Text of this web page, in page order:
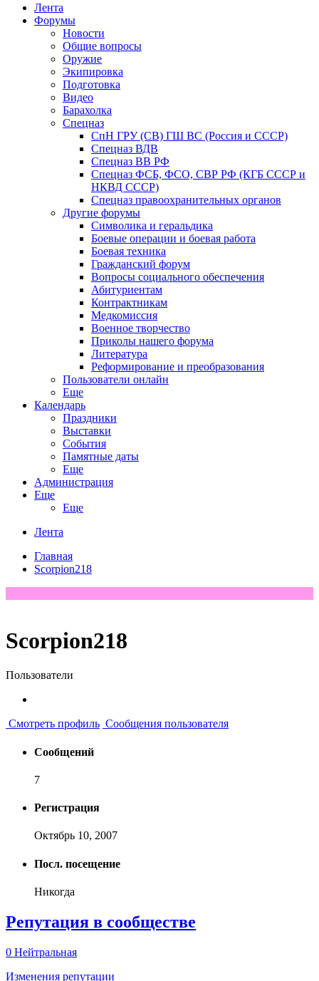
Лента
Форумы
Новости
Общие вопросы
Оружие
Экипировка
Подготовка
Видео
Барахолка
Спецназ
СпН ГРУ (СВ) ГШ ВС (Россия и СССР)
Спецназ ВДВ
Спецназ ВВ РФ
Спецназ ФСБ, ФСО, СВР РФ (КГБ СССР и
НКВД СССР)
Спецназ правоохранительных органов
Другие форумы
Символика и геральдика
Боевые операции и боевая работа
Боевая техника
Гражданский форум
Вопросы социального обеспечения
Абитуриентам
Контрактникам
Медкомиссия
Военное творчество
Приколы нашего форума
Литература
Реформирование и преобразования
Пользователи онлайн
Еще
Календарь
Праздники
Выставки
События
Памятные даты
Еще
Администрация
Еще
Еще
Лента
Главная
Scorpion218
Scorpion218
Пользователи
Смотреть профиль Сообщения пользователя
Сообщений
7
Регистрация
Октябрь 10, 2007
Посл. посещение
Никогда
Репутация в сообществе
0 Нейтральная
Изменения репутации